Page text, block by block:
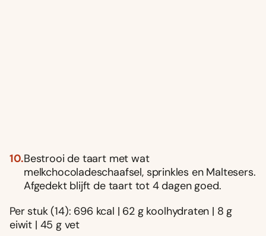
Bestrooi de taart met wat
melkchocoladeschaafsel, sprinkles en Maltesers.
Afgedekt blijft de taart tot 4 dagen goed.
Per stuk (14): 696 kcal | 62 g koolhydraten | 8 g
eiwit | 45 g vet